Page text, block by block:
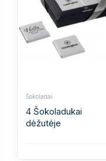
Šokoladai
4 Šokoladukai
dėžutėje